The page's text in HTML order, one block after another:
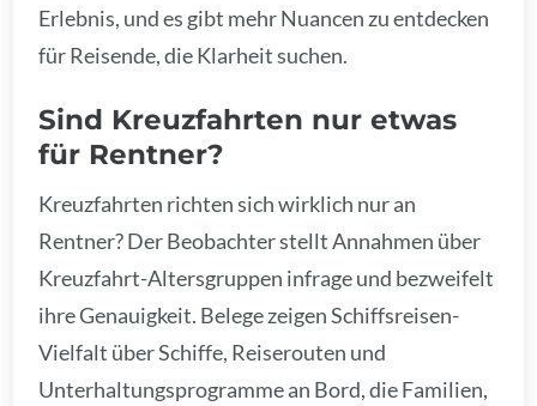
Erlebnis, und es gibt mehr Nuancen zu entdecken
für Reisende, die Klarheit suchen.
Sind Kreuzfahrten nur etwas
für Rentner?
Kreuzfahrten richten sich wirklich nur an
Rentner? Der Beobachter stellt Annahmen über
Kreuzfahrt-Altersgruppen infrage und bezweifelt
ihre Genauigkeit. Belege zeigen Schiffsreisen-
Vielfalt über Schiffe, Reiserouten und
Unterhaltungsprogramme an Bord, die Familien,